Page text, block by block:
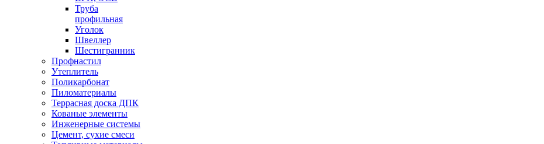
Труба
профильная
Уголок
Швеллер
Шестигранник
Профнастил
Утеплитель
Поликарбонат
Пиломатериалы
Террасная доска ДПК
Кованые элементы
Инженерные системы
Цемент, сухие смеси